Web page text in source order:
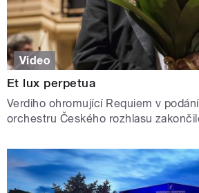
Video
Et lux perpetua
Verdiho ohromující Requiem v
orchestru Českého rozhlasu